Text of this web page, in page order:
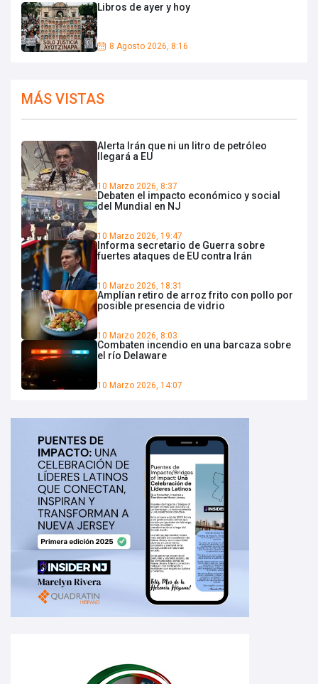
Libros de ayer y hoy
8 Agosto 2026, 8:16
MÁS VISTAS
Alerta Irán que ni un litro de petróleo
llegará a EU
10 Marzo 2026, 8:37
Debaten el impacto económico y social
del Mundial en NJ
10 Marzo 2026, 19:47
Informa secretario de Guerra sobre
fuertes ataques de EU contra Irán
10 Marzo 2026, 18:31
Amplían retiro de arroz frito con pollo por
posible presencia de vidrio
10 Marzo 2026, 8:03
Combaten incendio en una barcaza sobre
el río Delaware
10 Marzo 2026, 14:07